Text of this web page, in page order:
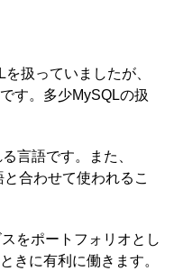
扱っていましたが、
す。多少MySQLの扱
言語です。また、
合わせて使われるこ
をポートフォリオとし
きに有利に働きます。